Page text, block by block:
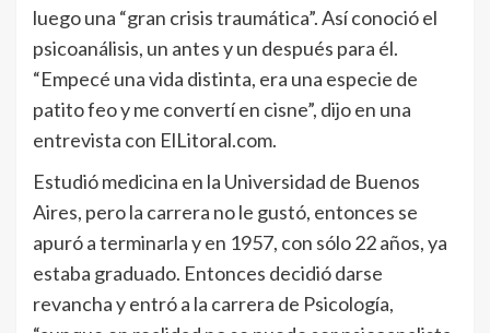
luego una “gran crisis traumática”. Así conoció el
psicoanálisis, un antes y un después para él.
“Empecé una vida distinta, era una especie de
patito feo y me convertí en cisne”, dijo en una
entrevista con ElLitoral.com.
Estudió medicina en la Universidad de Buenos
Aires, pero la carrera no le gustó, entonces se
apuró a terminarla y en 1957, con sólo 22 años, ya
estaba graduado. Entonces decidió darse
revancha y entró a la carrera de Psicología,